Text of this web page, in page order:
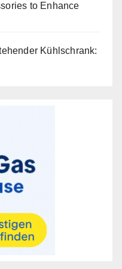
to Enhance
Kühlschrank: